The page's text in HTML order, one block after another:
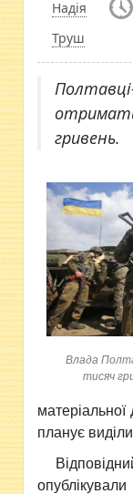
Надія
Труш
отримати
гривень.
Влада
тисяч
планує